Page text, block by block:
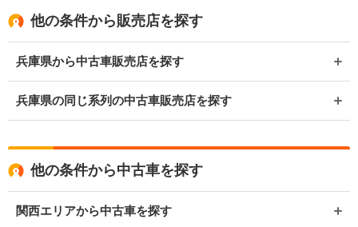
他の条件から販売店を探す
兵庫県から中古車販売店を探す
兵庫県の同じ系列の中古車販売店を探す
他の条件から中古車を探す
関西エリアから中古車を探す